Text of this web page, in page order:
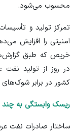
محسوب می‌شود.
تمرکز تولید و
در روز از تولید
کشور در برابر
ریسک وابستگی به چند
ساختار صادرات نفت